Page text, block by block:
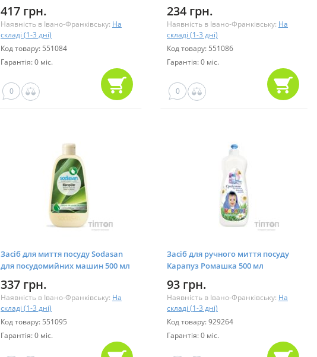
417 грн.
Наявність в Івано-Франківську: На
складі (1-3 дні)
Код товару: 551084
Гарантія: 0 міс.
0
234 грн.
Наявність в Івано-Франківську: На
складі (1-3 дні)
Код товару: 551086
Гарантія: 0 міс.
0
Засіб для миття посуду Sodasan
для посудомийних машин 500 мл
337 грн.
Наявність в Івано-Франківську: На
складі (1-3 дні)
Код товару: 551095
Гарантія: 0 міс.
Засіб для ручного миття посуду
Карапуз Ромашка 500 мл
93 грн.
Наявність в Івано-Франківську: На
складі (1-3 дні)
Код товару: 929264
Гарантія: 0 міс.